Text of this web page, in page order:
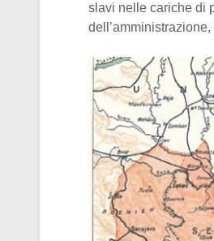
slavi nelle cariche di